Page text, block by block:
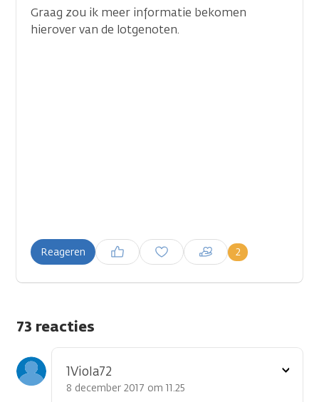
Graag zou ik meer informatie bekomen
hierover van de lotgenoten.
Reageren 2
Inloggen om een reactie te
plaatsen
73 reacties
1Viola72
8 december 2017 om 11.25
Toon